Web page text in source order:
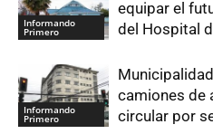
Informando
Primero
equipar el
del Hospital
Informando
Primero
camiones de
circular por